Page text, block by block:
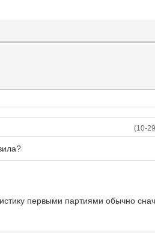
(10-
первыми партиями обычно